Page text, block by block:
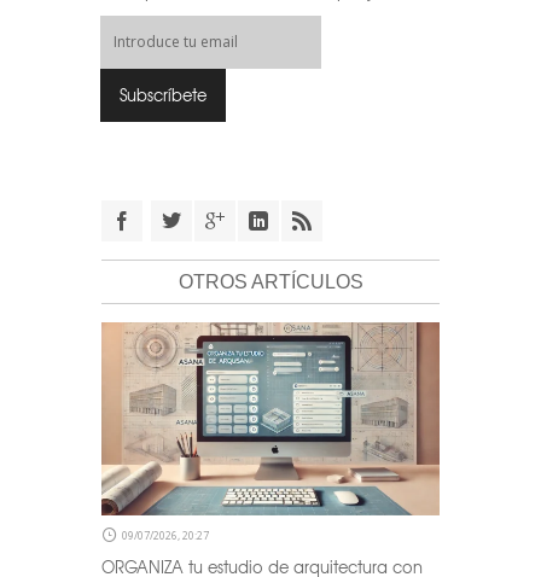
OTROS ARTÍCULOS
09/07/2026, 20:27
ORGANIZA tu estudio de arquitectura con